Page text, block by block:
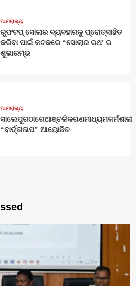
ଆମରାଜ୍ୟ
ରୁଫଟପ୍ ସୋଲାର ବ୍ୟବହାରକୁ ପ୍ରୋତ୍ସାହିତ
କରିବା ପାଇଁ କଟକରେ “ସୋଲାର ରଥ’ ର
ଶୁଭାରମ୍ଭ
ଆମରାଜ୍ୟ
ସାଲେପୁରଠାରେଆଞ୍ଚଳିକଗଣମାଧ୍ୟମକର୍ମଶାଳା
“ବାର୍ତ୍ତାଳାପ” ଆୟୋଜିତ